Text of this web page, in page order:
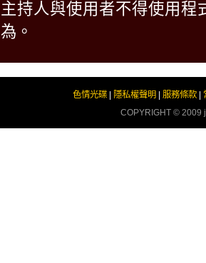
主持人與使用者不得使用
為。
色情光碟| 隱私權聲明 服務條款|
COPYRIGHT © 2009